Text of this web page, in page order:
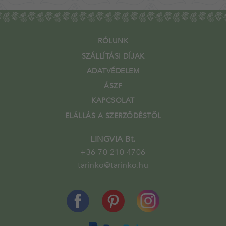
RÓLUNK
SZÁLLÍTÁSI DÍJAK
ADATVÉDELEM
ÁSZF
KAPCSOLAT
ELÁLLÁS A SZERZŐDÉSTŐL
LINGVIA Bt.
+36 70 210 4706
tarinko@tarinko.hu